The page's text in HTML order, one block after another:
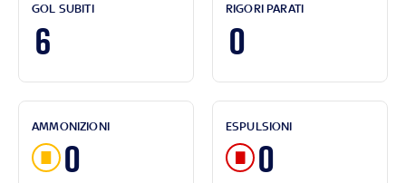
GOL SUBITI
6
RIGORI PARATI
0
AMMONIZIONI
0
ESPULSIONI
0